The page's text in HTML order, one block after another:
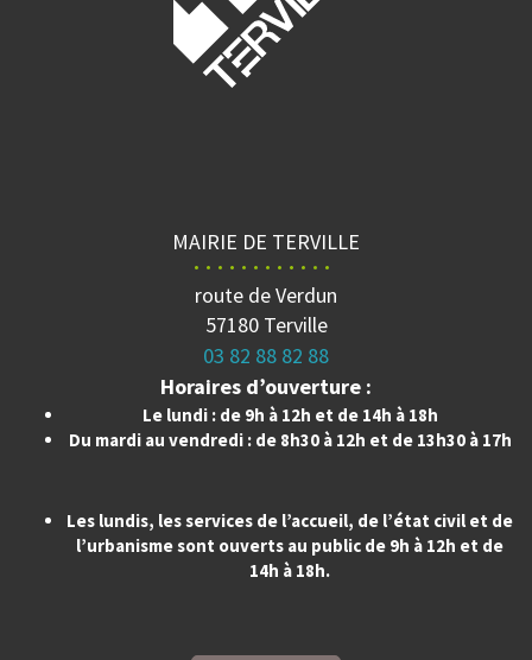
MAIRIE DE TERVILLE
route de Verdun
57180 Terville
03 82 88 82 88
Horaires d’ouverture :
Le lundi : de 9h à 12h et de 14h à 18h
Du mardi au vendredi : de 8h30 à 12h et de 13h30 à 17h
Les lundis, les services de l’accueil, de l’état civil et de
l’urbanisme sont ouverts au public de 9h à 12h et de
14h à 18h.